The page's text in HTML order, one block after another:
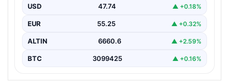
{"title": "Klasik Lezzete Fit Dokunuş: Yulaf Kepekli
USD 47.74 ▲ +0.18%
EUR 55.25 ▲ +0.32%
ALTIN 6660.6 ▲ +2.59%
BTC 3099425 ▲ +0.16%